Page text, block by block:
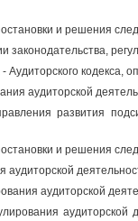
и решения
законодательства,
Аудиторского кодекса,
аудиторской
развития
и решения
аудиторской
аудиторской